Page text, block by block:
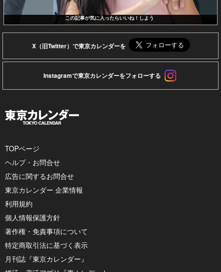
この記事が気に入ったらいいね！しよう
X（旧Twitter）で東京カレンダーを
Instagramで東京カレンダーをフォローする
TOPページ
ヘルプ・お問合せ
広告に関するお問合せ
東京カレンダー 企業情報
利用規約
個人情報保護方針
著作権・免責事項について
特定商取引法に基づく表示
月刊誌『東京カレンダー』